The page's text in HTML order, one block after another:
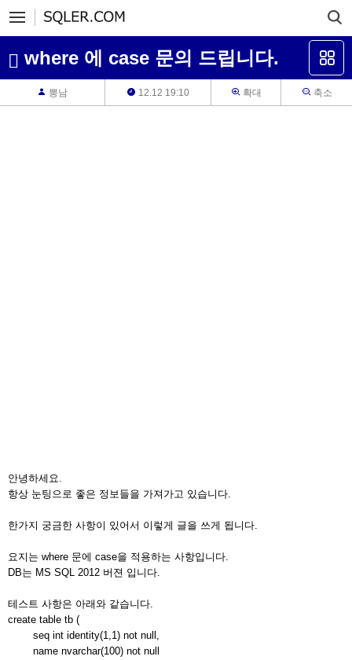
where 에 case 문의 드립니다.
뽕남 12.12 19:10 확대 축소
안녕하세요.
항상 눈팅으로 좋은 정보들을 가져가고 있습니다.
한가지 궁금한 사항이 있어서 이렇게 글을 쓰게 됩니다.
요지는 where 문에 case을 적용하는 사항입니다.
DB는 MS SQL 2012 버젼 입니다.
테스트 사항은 아래와 같습니다.
create table tb (
seq int identity(1,1) not null,
name nvarchar(100) not null